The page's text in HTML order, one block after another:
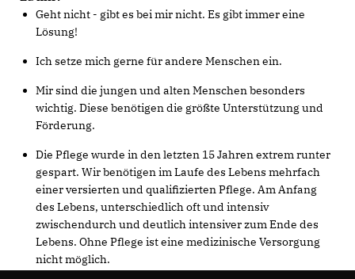
Geht nicht - gibt es bei mir nicht. Es gibt immer eine
Lösung!
Ich setze mich gerne für andere Menschen ein.
Mir sind die jungen und alten Menschen besonders
wichtig. Diese benötigen die größte Unterstützung und
Förderung.
Die Pflege wurde in den letzten 15 Jahren extrem runter
gespart. Wir benötigen im Laufe des Lebens mehrfach
einer versierten und qualifizierten Pflege. Am Anfang
des Lebens, unterschiedlich oft und intensiv
zwischendurch und deutlich intensiver zum Ende des
Lebens. Ohne Pflege ist eine medizinische Versorgung
nicht möglich.